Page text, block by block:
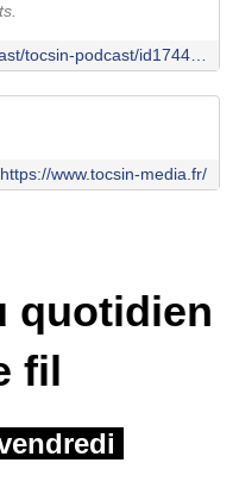
https://www.tocsin-media.fr/
quotidien
fil